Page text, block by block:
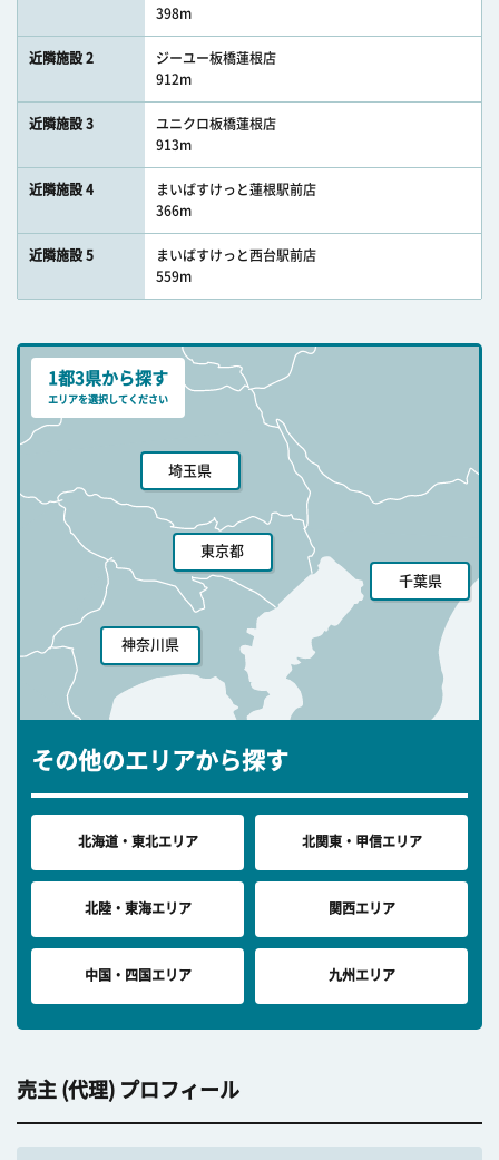
398m
近隣施設 2
ジーユー板橋蓮根店
912m
近隣施設 3
ユニクロ板橋蓮根店
913m
近隣施設 4
まいばすけっと蓮根駅前店
366m
近隣施設 5
まいばすけっと西台駅前店
559m
1都3県から探す
エリアを選択してください
埼玉県
東京都
千葉県
神奈川県
その他のエリアから探す
北海道・東北エリア 北関東・甲信エリア
北陸・東海エリア 関西エリア
中国・四国エリア 九州エリア
売主 (代理) プロフィール